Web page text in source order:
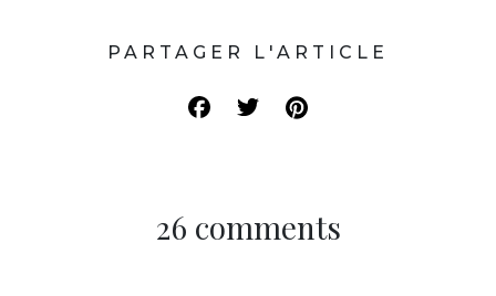
PARTAGER L'ARTICLE
26 comments